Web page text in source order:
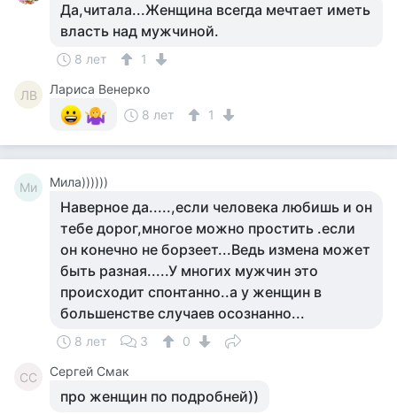
Да,читала...Женщина всегда мечтает иметь
власть над мужчиной.
8 лет 1
ЛВ
Лариса Венерко
8 лет
1
Ми Мила))))))
Наверное да.....,если человека любишь и он
тебе дорог,многое можно простить .если
он конечно не борзеет...Ведь измена может
быть разная.....У многих мужчин это
происходит спонтанно..а у женщин в
большенстве случаев осознанно...
8 лет 3 0
СС Сергей Смак
про женщин по подробней))